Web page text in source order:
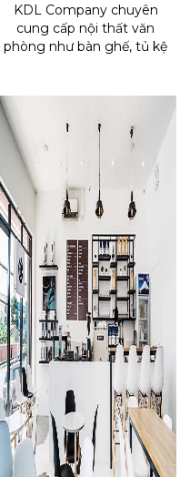
KDL Company chuyên
cung cấp nội thất văn
phòng như bàn ghế, tủ kệ